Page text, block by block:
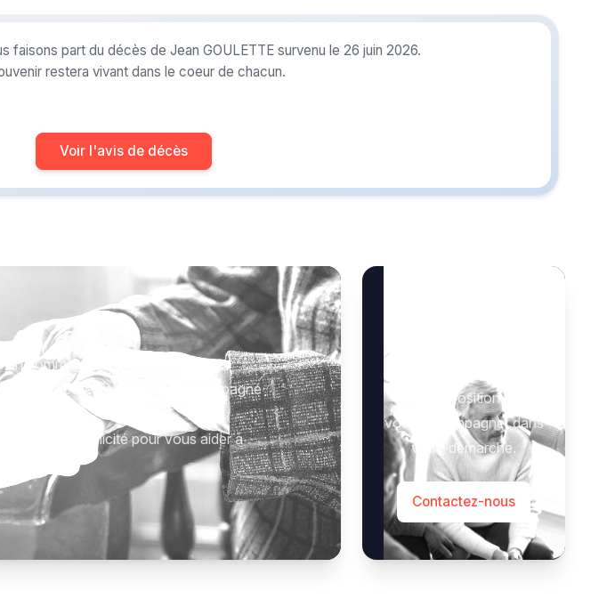
faisons part du décès de Jean GOULETTE survenu le 26 juin 2026.
restera vivant dans le coeur de chacun.
Voir l'avis de décès
un hommage qui vous ressemble :
ou encore un message accompagné
et simplicité pour vous aider à
votre disposition pour
vous accompagner dans
votre démarche.
Contactez-nous